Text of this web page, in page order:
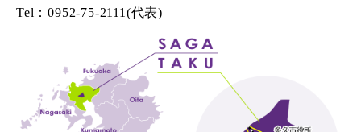
Tel：0952-75-2111(代表)